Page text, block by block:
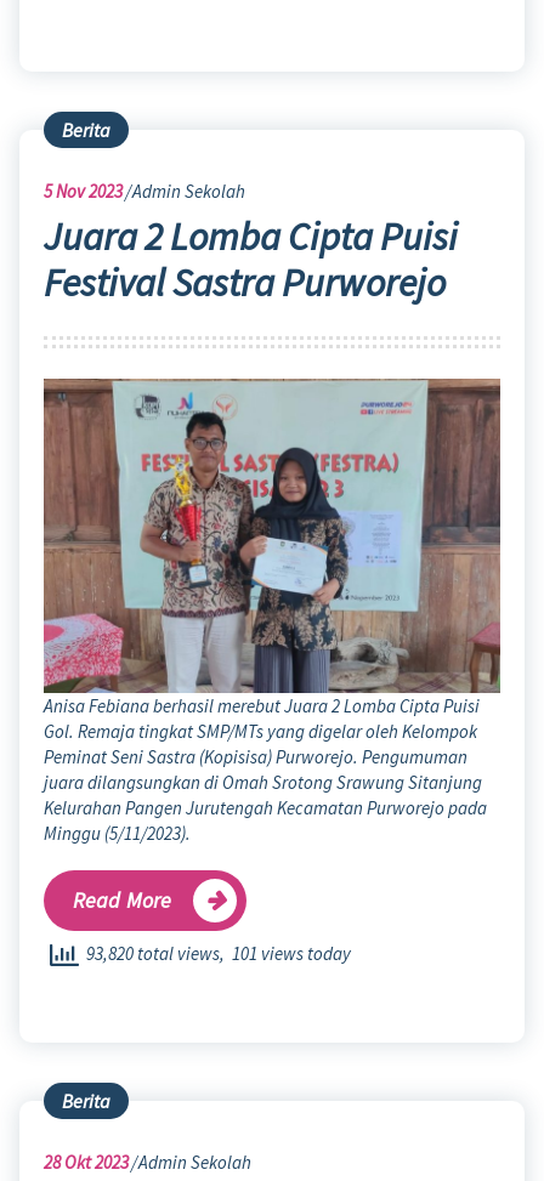
Berita
5Nov 2023 Admin Sekolah
Juara 2 Lomba Cipta Puisi
Festival Sastra Purworejo
Anisa Febiana berhasil merebut Juara 2 Lomba Cipta Puisi
Gol. Remaja tingkat SMP/MTs yang digelar oleh Kelompok
Peminat Seni Sastra (Kopisisa) Purworejo. Pengumuman
juara dilangsungkan di Omah Srotong Srawung Sitanjung
Kelurahan Pangen Jurutengah Kecamatan Purworejo pada
Minggu (5/11/2023).
Read More
93,820 total views, 101 views today
Berita
28Okt 2023 Admin Sekolah